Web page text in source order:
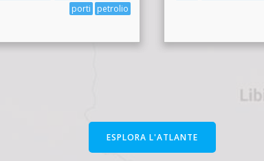
petrolio
porti
ESPLORA L'ATLANTE